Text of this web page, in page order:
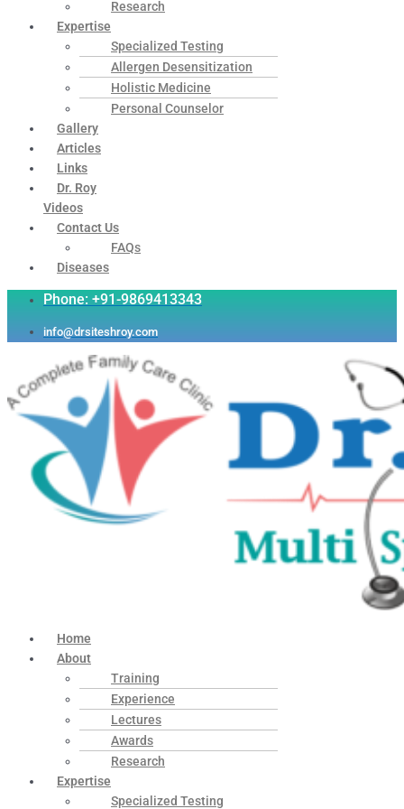
Research
Expertise
Specialized Testing
Allergen Desensitization
Holistic Medicine
Personal Counselor
Gallery
Articles
Links
Dr. Roy
Videos
Contact Us
FAQs
Diseases
Phone: +91-9869413343
info@drsiteshroy.com
Home
About
Training
Experience
Lectures
Awards
Research
Expertise
Specialized Testing